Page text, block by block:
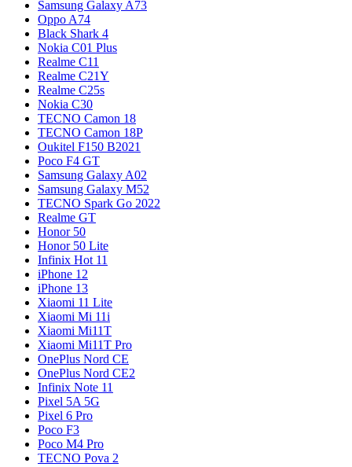
Samsung Galaxy A73
Oppo A74
Black Shark 4
Nokia C01 Plus
Realme C11
Realme C21Y
Realme C25s
Nokia C30
TECNO Camon 18
TECNO Camon 18P
Oukitel F150 B2021
Poco F4 GT
Samsung Galaxy A02
Samsung Galaxy M52
TECNO Spark Go 2022
Realme GT
Honor 50
Honor 50 Lite
Infinix Hot 11
iPhone 12
iPhone 13
Xiaomi 11 Lite
Xiaomi Mi 11i
Xiaomi Mi11T
Xiaomi Mi11T Pro
OnePlus Nord CE
OnePlus Nord CE2
Infinix Note 11
Pixel 5A 5G
Pixel 6 Pro
Poco F3
Poco M4 Pro
TECNO Pova 2